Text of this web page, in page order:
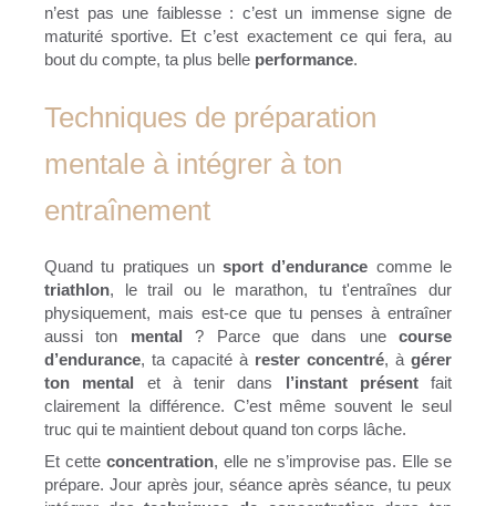
n’est pas une faiblesse : c’est un immense signe de
maturité sportive. Et c’est exactement ce qui fera, au
bout du compte, ta plus belle performance.
Techniques de préparation
mentale à intégrer à ton
entraînement
Quand tu pratiques unsport d’endurance comme le
triathlon, le trail ou le marathon, tu t'entraînes dur
physiquement, mais est-ce que tu penses à entraîner
aussi ton mental? Parce que dans unecourse
d’endurance, ta capacité à rester concentré, à gérer
ton mental et à tenir dans l’instant présentfait
clairement la différence. C’est même souvent le seul
truc qui te maintient debout quand ton corps lâche.
Et cette concentration, elle ne s’improvise pas. Elle se
prépare. Jour après jour, séance après séance, tu peux